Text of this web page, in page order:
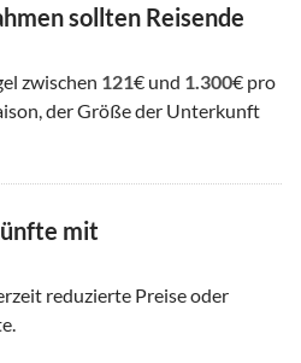
sollten Reisende
zwischen 121€ und 1.300€ pro
der Größe der Unterkunft
mit
reduzierte Preise oder